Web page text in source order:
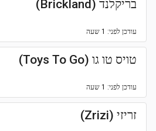
בריקלנד (Brickland)
עודכן לפני: 1 שעה
טויס טו גו (Toys To Go)
עודכן לפני: 1 שעה
זריזי (Zrizi)